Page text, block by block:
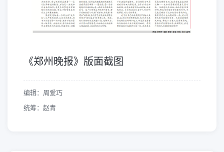
《郑州晚报》版面截图
编辑：周爱巧
统筹：赵青